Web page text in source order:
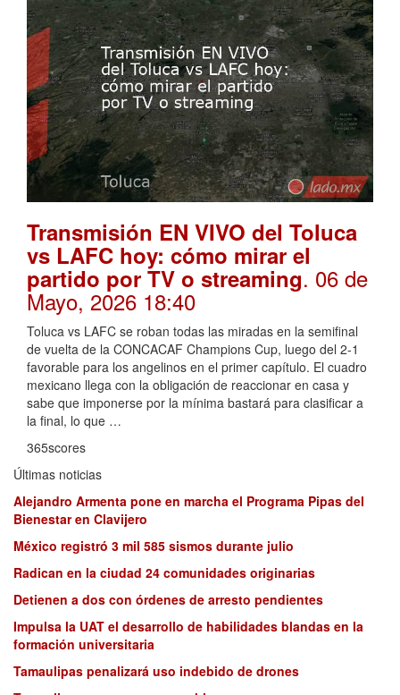
Transmisión EN VIVO del Toluca
vs LAFC hoy: cómo mirar el
partido por TV o streaming. 06 de
Mayo, 2026 18:40
Toluca vs LAFC se roban todas las miradas en la semifinal
de vuelta de la CONCACAF Champions Cup, luego del 2-1
favorable para los angelinos en el primer capítulo. El cuadro
mexicano llega con la obligación de reaccionar en casa y
sabe que imponerse por la mínima bastará para clasificar a
la final, lo que …
365scores
Últimas noticias
Alejandro Armenta pone en marcha el Programa Pipas del
Bienestar en Clavijero
México registró 3 mil 585 sismos durante julio
Radican en la ciudad 24 comunidades originarias
Detienen a dos con órdenes de arresto pendientes
Impulsa la UAT el desarrollo de habilidades blandas en la
formación universitaria
Tamaulipas penalizará uso indebido de drones